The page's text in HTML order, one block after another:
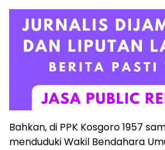
Bahkan, di PPK Kosgoro 1957
menduduki Wakil Bendahara